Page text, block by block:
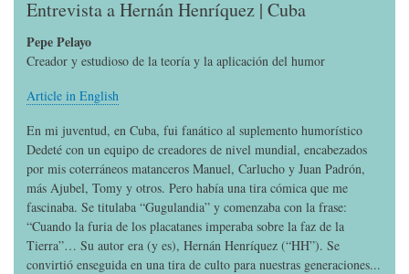
Entrevista a Hernán Henríquez | Cuba
Pepe Pelayo
Creador y estudioso de la teoría y la aplicación del humor
Article in English
En mi juventud, en Cuba, fui fanático al suplemento humorístico
Dedeté con un equipo de creadores de nivel mundial, encabezados
por mis coterráneos matanceros Manuel, Carlucho y Juan Padrón,
más Ajubel, Tomy y otros. Pero había una tira cómica que me
fascinaba. Se titulaba “Gugulandia” y comenzaba con la frase:
“Cuando la furia de los placatanes imperaba sobre la faz de la
Tierra”… Su autor era (y es), Hernán Henríquez (“HH”). Se
convirtió enseguida en una tira de culto para nuestras generaciones...